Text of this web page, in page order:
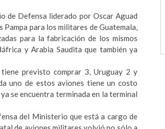
de Defensa liderado por Oscar Aguad
para los militares de Guatemala,
para la fabricación de los mismos
y Arabia Saudita que también ya
previsto comprar 3, Uruguay 2 y
uno de estos aviones tiene un costo
se encuentra terminada en la terminal
del Ministerio que está a cargo de